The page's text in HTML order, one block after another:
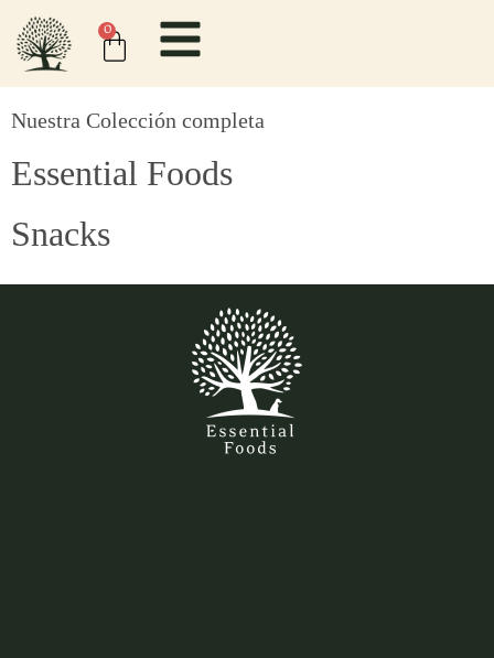
content
0
Nuestra Colección completa
Essential Foods
Snacks